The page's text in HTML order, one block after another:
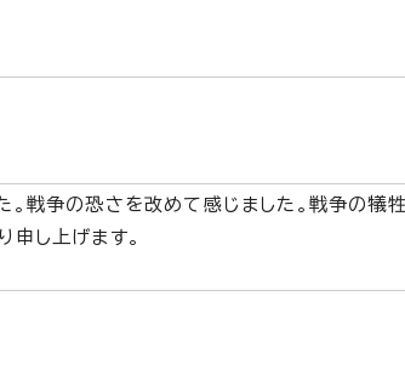
。戦争の恐さを改めて感じました。戦争の犠
申し上げます。